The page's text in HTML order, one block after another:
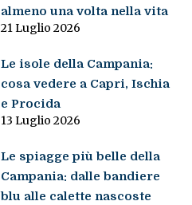
almeno una volta nella vita
21 Luglio 2026
Le isole della Campania:
cosa vedere a Capri, Ischia
e Procida
13 Luglio 2026
Le spiagge più belle della
Campania: dalle bandiere
blu alle calette nascoste